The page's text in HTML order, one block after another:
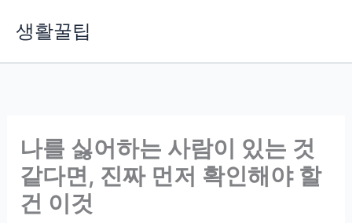
생활꿀팁
나를 싫어하는 사람이 있는 것
같다면, 진짜 먼저 확인해야 할
건 이것